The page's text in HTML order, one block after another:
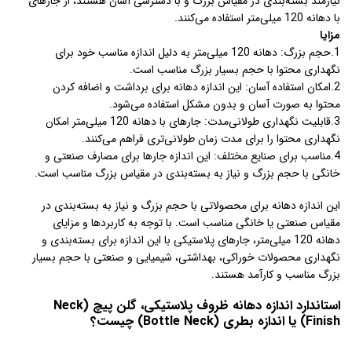
با دهانه 120 میلی‌متر استفاده می‌کنند.
مزایا
1.حجم بزرگ: دهانه 120 میلی‌متر به دلیل اندازه مناسب خود برای
نگهداری محتوا با حجم بسیار بزرگ مناسب است.
2.امکان استفاده آسان: این اندازه دهانه برای برداشت و اضافه کردن
محتوا به صورت آسان و بدون مشکل استفاده می‌شود.
3.قابلیت نگهداری طولانی‌مدت: جارهای با دهانه 120 میلی‌متر امکان
نگهداری محتوا را برای مدت زمان طولانی‌تری فراهم می‌کنند.
4.مناسب برای صنایع مختلف: این اندازه جارها برای مصارف صنعتی و
خانگی با حجم بزرگ و نیاز به بسته‌بندی در مقیاس بزرگ مناسب است.
این اندازه دهانه برای محصولاتی با حجم بزرگ و نیاز به بسته‌بندی در
مقیاس صنعتی یا خانگی مناسب است. با توجه به کاربردها و مزایای
دهانه 120 میلی‌متر، جارهای پلاستیکی با این اندازه برای بسته‌بندی و
نگهداری محصولات خوراکی، بهداشتی، شیمیایی و صنعتی با حجم بسیار
بزرگ مناسب و کارآمد هستند.
استاندارد اندازه دهانه ظروف پلاستیکی، گلن پیچ (Neck
Finish) یا اندازه بطری (Bottle Neck) چیست؟